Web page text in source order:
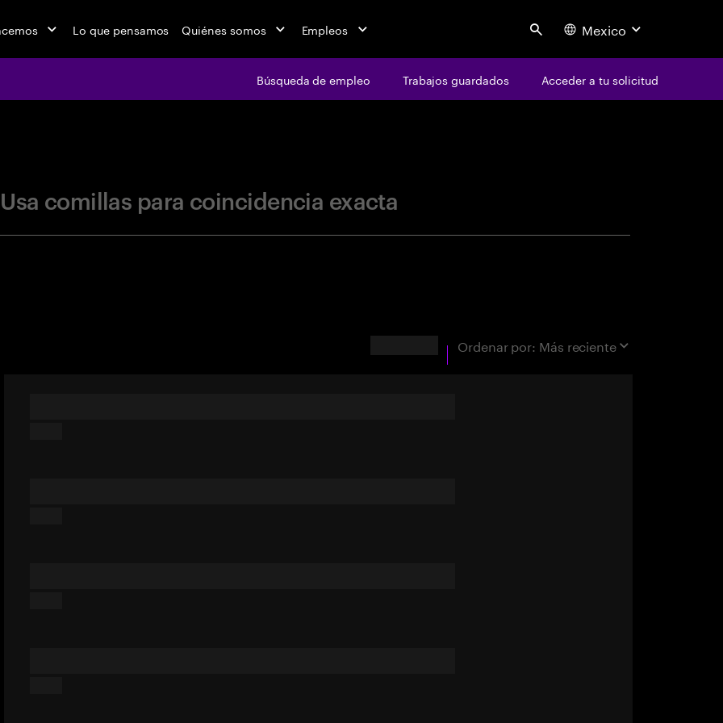
Lo que pensamos Quiénes somos Empleos Search Mexico
Búsqueda de empleo Trabajos guardados Acceder a tu solicitud
Usa comillas para coincidencia exacta
Ordenar por: Más reciente